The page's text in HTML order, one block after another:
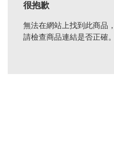
很抱歉
無法在網站上找到此商品
請檢查商品連結是否正確。